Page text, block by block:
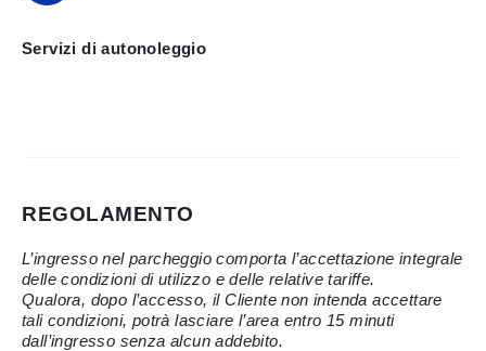
Servizi di autonoleggio
REGOLAMENTO
L’ingresso nel parcheggio comporta l’accettazione integrale
delle condizioni di utilizzo e delle relative tariffe.
Qualora, dopo l’accesso, il Cliente non intenda accettare
tali condizioni, potrà lasciare l’area entro 15 minuti
dall’ingresso senza alcun addebito.